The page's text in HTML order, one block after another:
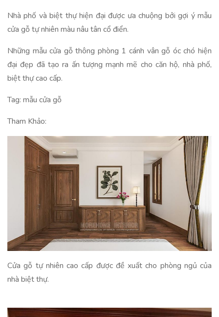
Nhà phố và biệt thự hiện đại được ưa chuộng bởi gợi ý mẫu
cửa gỗ tự nhiên màu nâu tân cổ điển.
Những mẫu cửa gỗ thông phòng 1 cánh vân gỗ óc chó hiện
đại đẹp đã tạo ra ấn tượng mạnh mẽ cho căn hộ, nhà phố,
biệt thự cao cấp.
Tag: mẫu cửa gỗ
Tham Khảo:
Cửa gỗ tự nhiên cao cấp được đề xuất cho phòng ngủ của
nhà biệt thự.